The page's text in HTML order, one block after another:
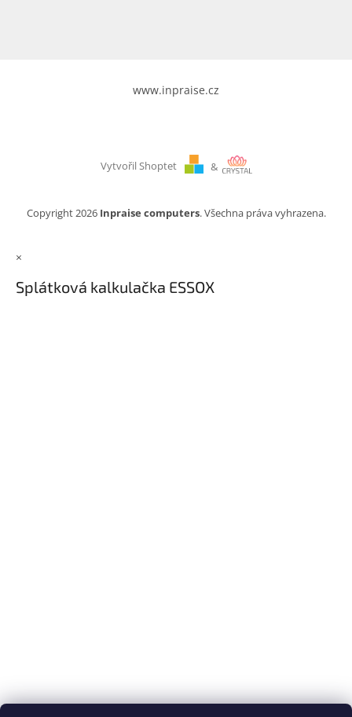
www.inpraise.cz
Vytvořil Shoptet &
Copyright 2026 Inpraise computers. Všechna práva vyhrazena.
×
Splátková kalkulačka ESSOX